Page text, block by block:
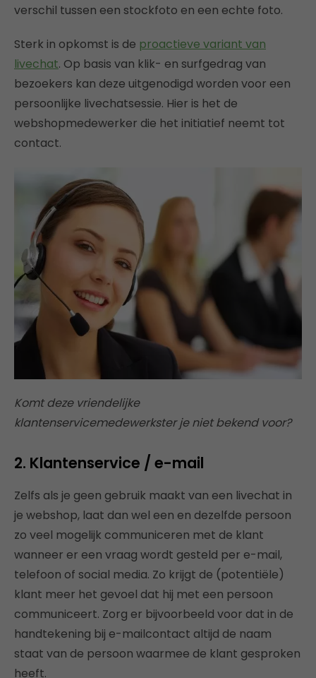
verschil tussen een stockfoto en een echte foto.
Sterk in opkomst is de proactieve variant van
livechat. Op basis van klik- en surfgedrag van
bezoekers kan deze uitgenodigd worden voor een
persoonlijke livechatsessie. Hier is het de
webshopmedewerker die het initiatief neemt tot
contact.
Komt deze vriendelijke
klantenservicemedewerkster je niet bekend voor?
2. Klantenservice / e-mail
Zelfs als je geen gebruik maakt van een livechat in
je webshop, laat dan wel een en dezelfde persoon
zo veel mogelijk communiceren met de klant
wanneer er een vraag wordt gesteld per e-mail,
telefoon of social media. Zo krijgt de (potentiële)
klant meer het gevoel dat hij met een persoon
communiceert. Zorg er bijvoorbeeld voor dat in de
handtekening bij e-mailcontact altijd de naam
staat van de persoon waarmee de klant gesproken
heeft.